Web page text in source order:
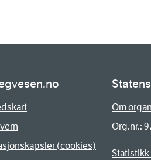
(cookies)
Om
Org.nr.: